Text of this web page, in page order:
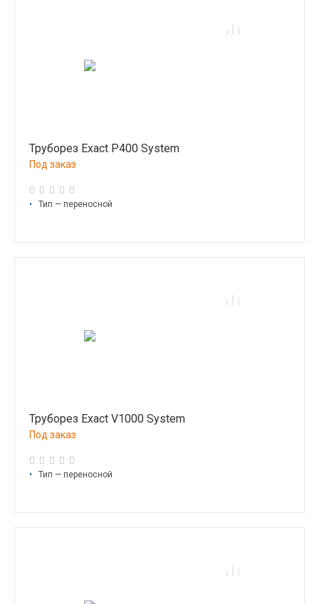
Труборез Exact P400 System
Под заказ
• Тип — переносной
Труборез Exact V1000 System
Под заказ
• Тип — переносной